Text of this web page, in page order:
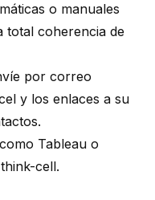
o manuales
total coherencia de
por correo
y los enlaces a su
Tableau o
cell.